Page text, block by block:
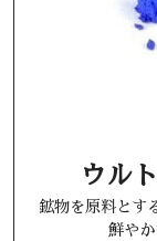
ウル
鉱物を原料とす
鮮やか